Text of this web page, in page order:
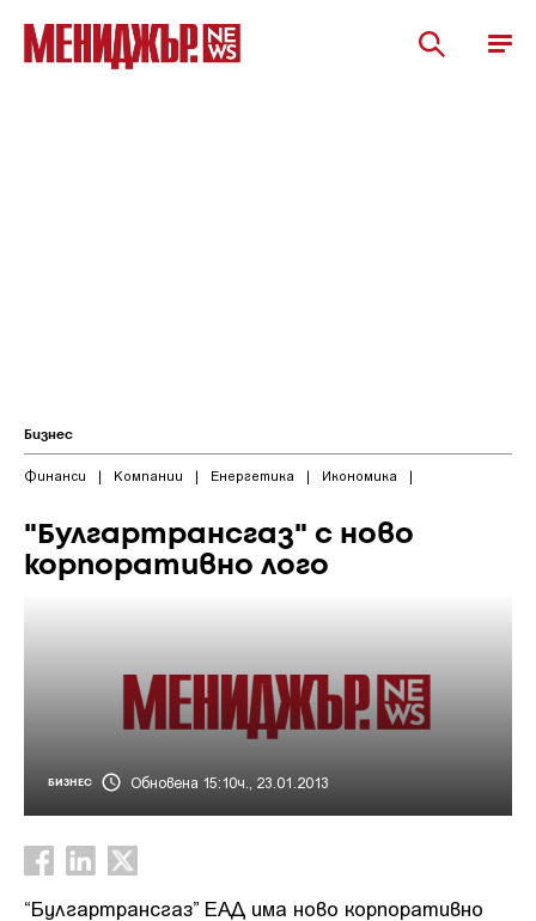
Бизнес
Финанси | Компании | Енергетика | Икономика |
"Булгартрансгаз" с ново
корпоративно лого
БИЗНЕС Обновена 15:10ч., 23.01.2013
“Булгартрансгаз” ЕАД има ново корпоративно